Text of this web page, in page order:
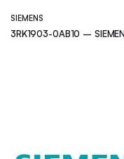
SIEMENS
3RK1903-0AB10 –